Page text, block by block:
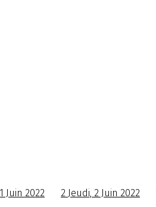
Juin 2022 2 Jeudi, 2 Juin 2022